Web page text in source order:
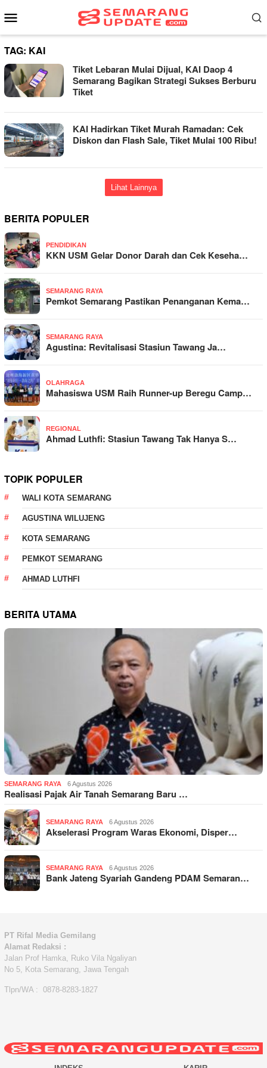
ke
Mobile
TAG: KAI
Tiket Lebaran Mulai Dijual, KAI Daop 4
Semarang Bagikan Strategi Sukses Berburu
Tiket
KAI Hadirkan Tiket Murah Ramadan: Cek
Diskon dan Flash Sale, Tiket Mulai 100 Ribu!
Lihat Lainnya
BERITA POPULER
PENDIDIKAN
KKN USM Gelar Donor Darah dan Cek Keseha…
SEMARANG RAYA
Pemkot Semarang Pastikan Penanganan Kema…
SEMARANG RAYA
Agustina: Revitalisasi Stasiun Tawang Ja…
OLAHRAGA
Mahasiswa USM Raih Runner-up Beregu Camp…
REGIONAL
Ahmad Luthfi: Stasiun Tawang Tak Hanya S…
TOPIK POPULER
WALI KOTA SEMARANG
AGUSTINA WILUJENG
KOTA SEMARANG
PEMKOT SEMARANG
AHMAD LUTHFI
BERITA UTAMA
SEMARANG RAYA 6 Agustus 2026
Realisasi Pajak Air Tanah Semarang Baru …
SEMARANG RAYA 6 Agustus 2026
Akselerasi Program Waras Ekonomi, Disper…
SEMARANG RAYA 6 Agustus 2026
Bank Jateng Syariah Gandeng PDAM Semaran…
PT Rifal Media Gemilang
Alamat Redaksi :
Jalan Prof Hamka, Ruko Vila Ngaliyan
No 5, Kota Semarang, Jawa Tengah
Tlpn/WA : 0878-8283-1827